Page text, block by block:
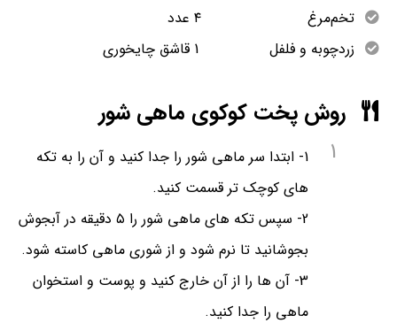
تخم‌مرغ ۴ عدد
زردچوبه و فلفل 1 قاشق چایخوری
روش پخت کوکوی ماهی شور
1
1- ابتدا سر ماهی شور را جدا کنید و آن را به تکه
های کوچک تر قسمت کنید.
2- سپس تکه های ماهی شور را ۵ دقیقه در آبجوش
بجوشانید تا نرم شود و از شوری ماهی کاسته شود.
3- آن ها را از آن خارج کنید و پوست و استخوان
ماهی را جدا کنید.